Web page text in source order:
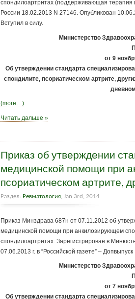
спондилоартритах (поддерживающая терапия
России 18.02.2013 N 27146. Опубликован
Вступил в силу.
Министерство
от 9
Об утверждении стандарта
спондилите, псориатическом артрите,
(more…)
Читать дальше »
Приказ об утверждении
медицинской помощи при
псориатическом артрите,
Раздел: Ревматология, Jan 3rd, 2014
Приказ Минздрава 687н от 07.11.2012 об
медицинской помощи при анкилозирующем
спондилоартритах. Зарегистрирован в
07.06.2013 г. в “Российской газете” –
Министерство
от 7
Об утверждении стандарта